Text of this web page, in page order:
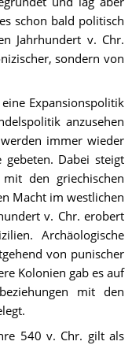
schon bald politisch
Jahrhundert v. Chr.
sondern von
Expansionspolitik
anzusehen
immer wieder
Dabei steigt
den griechischen
Macht im westlichen
v. Chr. erobert
Archäologische
von punischer
Kolonien gab es auf
mit den
540 v. Chr. gilt als